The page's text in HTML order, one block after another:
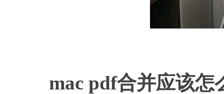
mac pdf合并应该怎